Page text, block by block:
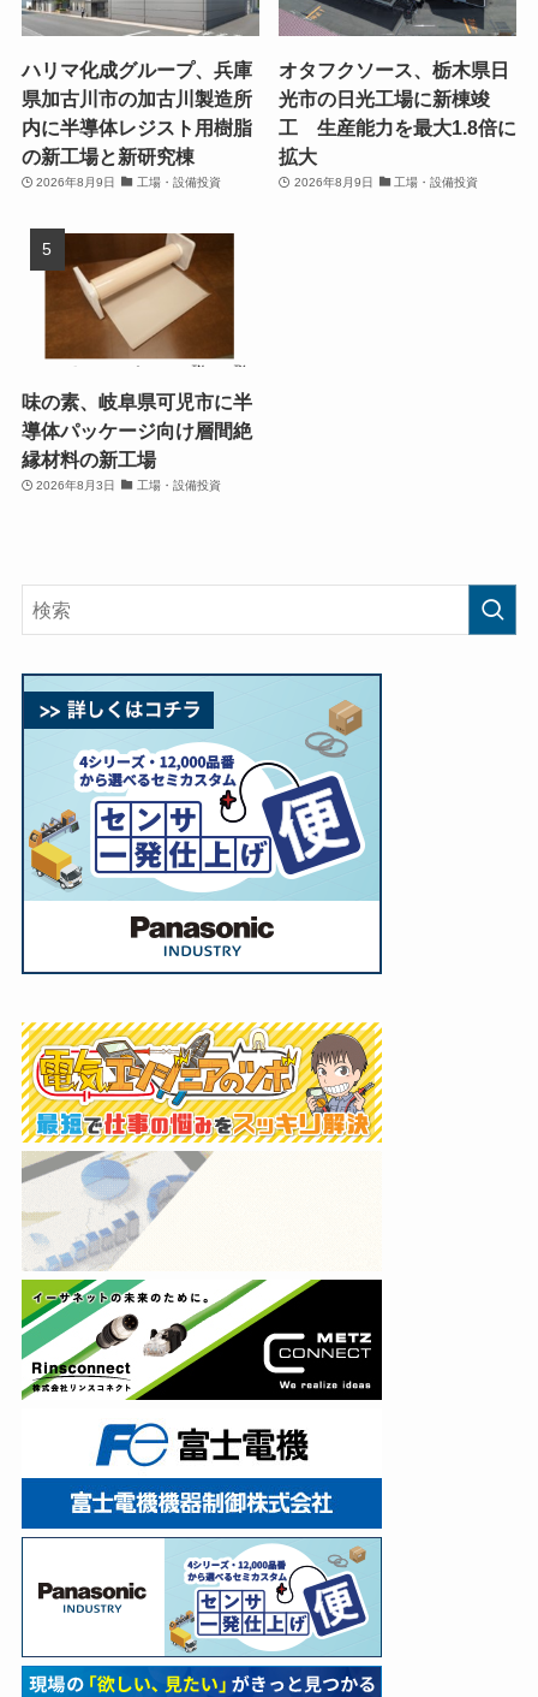
ハリマ化成グループ、兵庫
県加古川市の加古川製造所
内に半導体レジスト用樹脂
の新工場と新研究棟
2026年8月9日 工場・設備投資
オタフクソース、栃木県日
光市の日光工場に新棟竣
工 生産能力を最大1.8倍に
拡大
2026年8月9日 工場・設備投資
味の素、岐阜県可児市に半
導体パッケージ向け層間絶
縁材料の新工場
2026年8月3日 工場・設備投資